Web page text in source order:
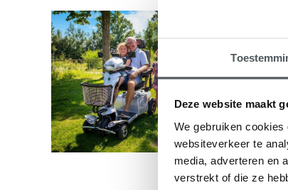
Deze website maakt
We gebruiken
websiteverkeer te
media, adverteren en
verstrekt of die ze